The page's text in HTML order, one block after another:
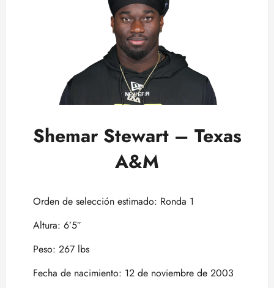
Shemar Stewart – Texas
A&M
Orden de selección estimado: Ronda 1
Altura: 6’5″
Peso: 267 lbs
Fecha de nacimiento: 12 de noviembre de 2003